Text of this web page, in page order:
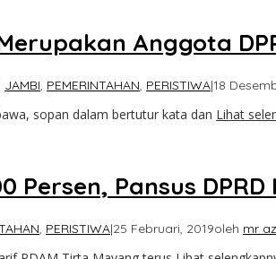
Anggota
JAMBI, PEMERINTAHAN, PERISTIWA|18
sopan dalam bertutur kata dan Lihat
Persen, Pansus
, PERISTIWA|25 Februari, 2019oleh mr